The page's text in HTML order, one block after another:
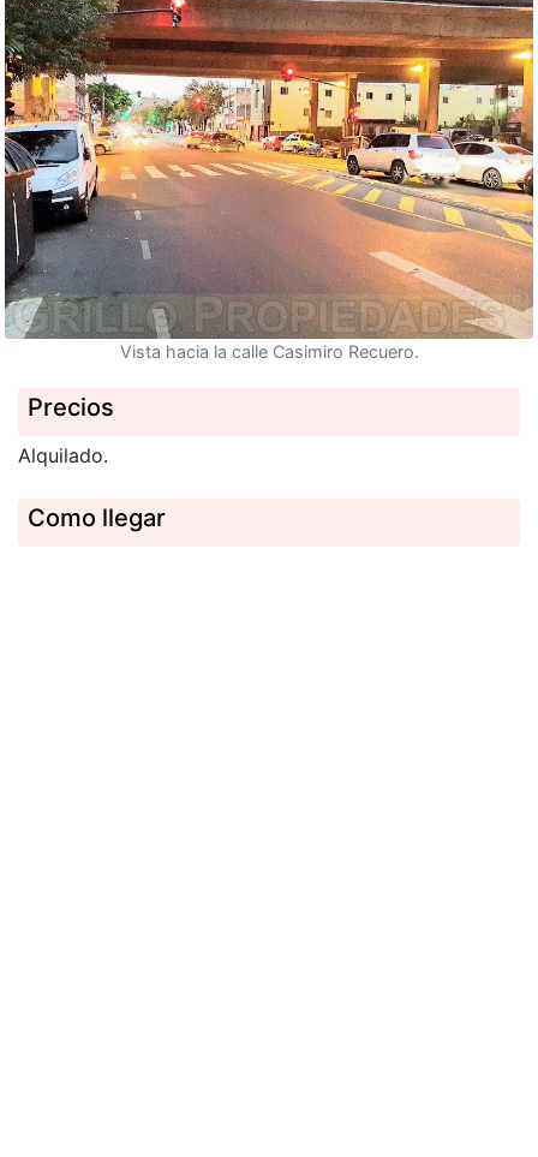
Vista hacia la calle Casimiro Recuero.
Precios
Alquilado.
Como llegar